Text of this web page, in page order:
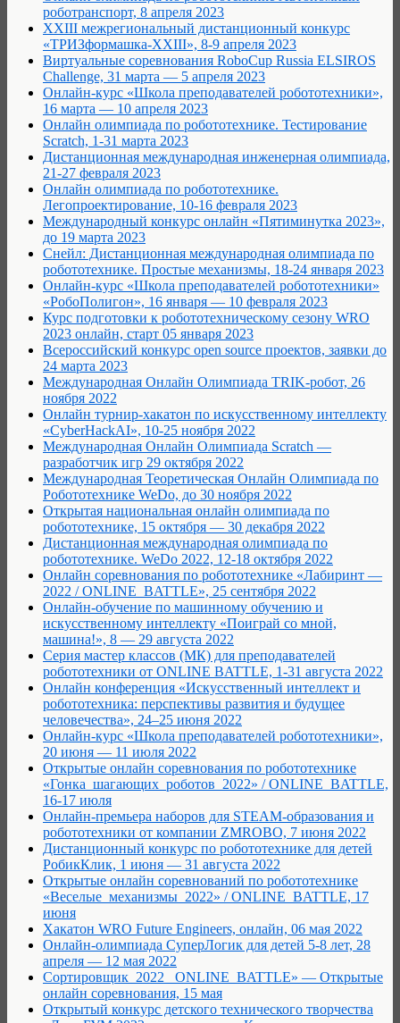
роботранспорт, 8 апреля 2023
XXIII межрегиональный дистанционный конкурс
«ТРИЗформашка-XXIII», 8-9 апреля 2023
Виртуальные соревнования RoboCup Russia ELSIROS
Challenge, 31 марта — 5 апреля 2023
Онлайн-курс «Школа преподавателей робототехники»,
16 марта — 10 апреля 2023
Онлайн олимпиада по робототехнике. Тестирование
Scratch, 1-31 марта 2023
Дистанционная международная инженерная олимпиада,
21-27 февраля 2023
Онлайн олимпиада по робототехнике.
Легопроектирование, 10-16 февраля 2023
Международный конкурс онлайн «Пятиминутка 2023»,
до 19 марта 2023
Снейл: Дистанционная международная олимпиада по
робототехнике. Простые механизмы, 18-24 января 2023
Онлайн-курс «Школа преподавателей робототехники»
«РобоПолигон», 16 января — 10 февраля 2023
Курс подготовки к робототехническому сезону WRO
2023 онлайн, старт 05 января 2023
Всероссийский конкурс open source проектов, заявки до
24 марта 2023
Международная Онлайн Олимпиада TRIK-робот, 26
ноября 2022
Онлайн турнир-хакатон по искусственному интеллекту
«CyberHackAI», 10-25 ноября 2022
Международная Онлайн Олимпиада Scratch —
разработчик игр 29 октября 2022
Международная Теоретическая Онлайн Олимпиада по
Робототехнике WeDo, до 30 ноября 2022
Открытая национальная онлайн олимпиада по
робототехнике, 15 октября — 30 декабря 2022
Дистанционная международная олимпиада по
робототехнике. WeDo 2022, 12-18 октября 2022
Онлайн соревнования по робототехнике «Лабиринт —
2022 / ONLINE_BATTLE», 25 сентября 2022
Онлайн-обучение по машинному обучению и
искусственному интеллекту «Поиграй со мной,
машина!», 8 — 29 августа 2022
Серия мастер классов (МК) для преподавателей
робототехники от ONLINE BATTLE, 1-31 августа 2022
Онлайн конференция «Искусственный интеллект и
робототехника: перспективы развития и будущее
человечества», 24–25 июня 2022
Онлайн-курс «Школа преподавателей робототехники»,
20 июня — 11 июля 2022
Открытые онлайн соревнования по робототехнике
«Гонка_шагающих_роботов_2022» / ONLINE_BATTLE,
16-17 июля
Онлайн-премьера наборов для STEAM-образования и
робототехники от компании ZMROBO, 7 июня 2022
Дистанционный конкурс по робототехнике для детей
РобикКлик, 1 июня — 31 августа 2022
Открытые онлайн соревнований по робототехнике
«Веселые_механизмы_2022» / ONLINE_BATTLE, 17
июня
Хакатон WRO Future Engineers, онлайн, 06 мая 2022
Онлайн-олимпиада СуперЛогик для детей 5-8 лет, 28
апреля — 12 мая 2022
Сортировщик_2022 _ONLINE_BATTLE» — Открытые
онлайн соревнования, 15 мая
Открытый конкурс детского технического творчества